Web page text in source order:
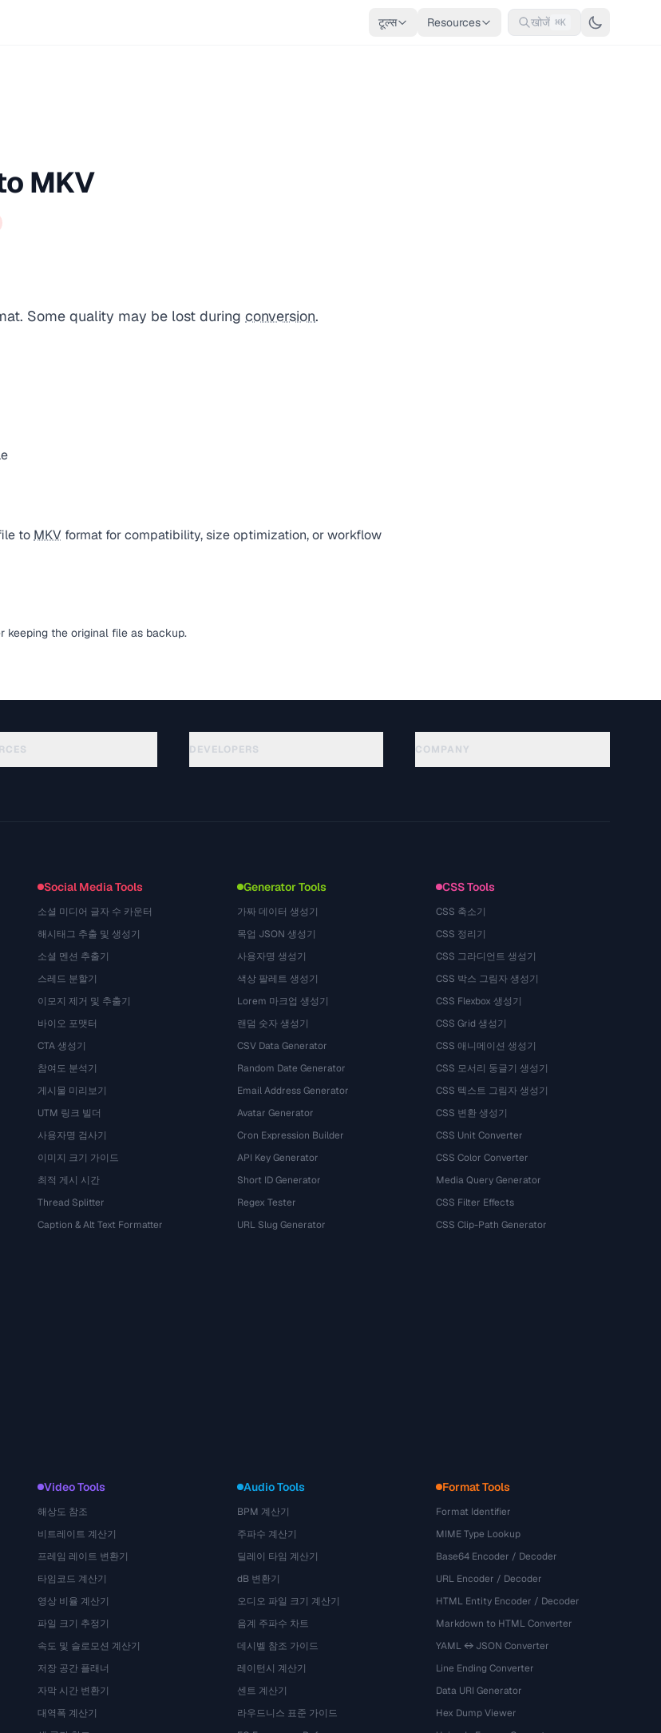
टूल्स Resources खोजें ⌘K
MKV
Some quality may be lost during conversion.
to MKV format for compatibility, size optimization, or workflow
keeping the original file as backup.
DEVELOPERS COMPANY
Social Media Tools
소셜 미디어 글자 수 카운터
해시태그 추출 및 생성기
소셜 멘션 추출기
스레드 분할기
이모지 제거 및 추출기
바이오 포맷터
CTA 생성기
참여도 분석기
게시물 미리보기
UTM 링크 빌더
사용자명 검사기
이미지 크기 가이드
최적 게시 시간
Thread Splitter
Caption & Alt Text Formatter
Generator Tools
가짜 데이터 생성기
목업 JSON 생성기
사용자명 생성기
색상 팔레트 생성기
Lorem 마크업 생성기
랜덤 숫자 생성기
CSV Data Generator
Random Date Generator
Email Address Generator
Avatar Generator
Cron Expression Builder
API Key Generator
Short ID Generator
Regex Tester
URL Slug Generator
CSS Tools
CSS 축소기
CSS 정리기
CSS 그라디언트 생성기
CSS 박스 그림자 생성기
CSS Flexbox 생성기
CSS Grid 생성기
CSS 애니메이션 생성기
CSS 모서리 둥글기 생성기
CSS 텍스트 그림자 생성기
CSS 변환 생성기
CSS Unit Converter
CSS Color Converter
Media Query Generator
CSS Filter Effects
CSS Clip-Path Generator
Video Tools
해상도 참조
비트레이트 계산기
프레임 레이트 변환기
타임코드 계산기
영상 비율 계산기
파일 크기 추정기
속도 및 슬로모션 계산기
저장 공간 플래너
자막 시간 변환기
대역폭 계산기
Audio Tools
BPM 계산기
주파수 계산기
딜레이 타임 계산기
dB 변환기
오디오 파일 크기 계산기
음계 주파수 차트
데시벨 참조 가이드
레이턴시 계산기
센트 계산기
라우드니스 표준 가이드
Format Tools
Format Identifier
MIME Type Lookup
Base64 Encoder / Decoder
URL Encoder / Decoder
HTML Entity Encoder / Decoder
Markdown to HTML Converter
YAML ↔ JSON Converter
Line Ending Converter
Data URI Generator
Hex Dump Viewer